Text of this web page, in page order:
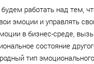
работать над тем,
эмоции и управлять
в бизнес-среде,
состояние
тип